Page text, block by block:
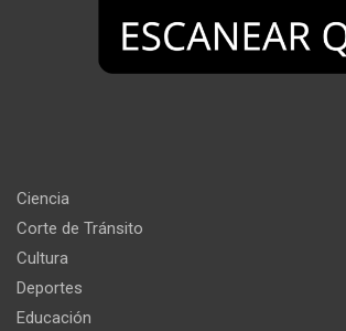
Ciencia
Corte de Tránsito
Cultura
Deportes
Educación